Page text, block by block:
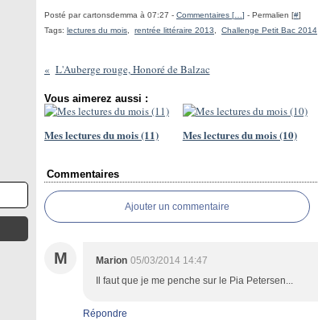
Posté par cartonsdemma à 07:27 - Commentaires [ ] - Permalien [#]
Tags: lectures du mois rentrée littéraire 2013 Challenge Petit Bac 2014
L'Auberge rouge, Honoré de Balzac
Vous aimerez aussi :
Mes lectures du mois (11) Mes lectures du mois (10)
Commentaires
Ajouter un commentaire
M Marion 05/03/2014 14:47
Il faut que je me penche sur le Pia Petersen...
Répondre